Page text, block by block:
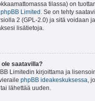
tilassa) on
phpBB Limited . Se on tehty
2 (GPL-2.0) ja sitä voidaan
lisätietoja.
ole saatavilla?
Limitedin kirjoittama ja
phpBB ideakeskuksessa,
lähettää uuden.